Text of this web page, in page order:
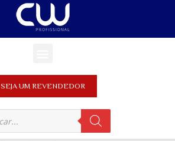
SEJA UM REVENDEDOR